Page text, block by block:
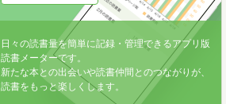
日々の読書量を簡単に記録・管理できるアプリ版
読書メーターです。
新たな本との出会いや読書仲間とのつながりが、
読書をもっと楽しくします。